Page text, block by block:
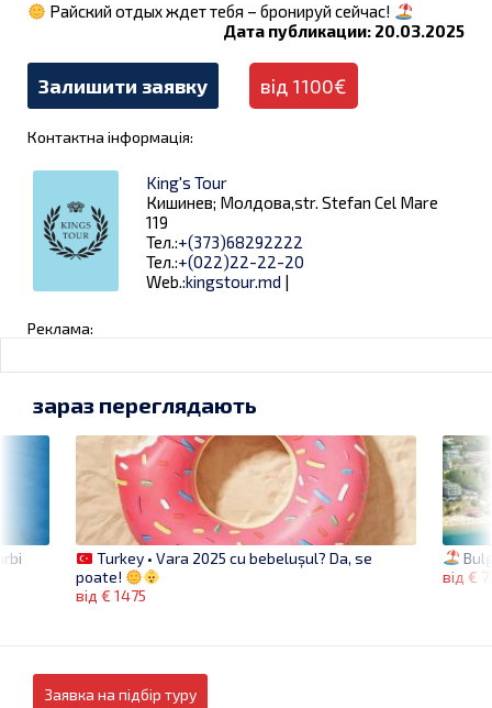
Райский отдых ждет тебя – бронируй сейчас!
Дата публикации: 20.03.2025
Залишити заявку від 1100€
Контактна інформація:
King's Tour
Кишинев; Молдова,str. Stefan Cel Mare
119
Тел.:+(373)68292222
Тел.:+(022)22-22-20
Web.:kingstour.md |
Реклама:
від €
зараз переглядають
Turkey • Vara 2025 cu bebelușul? Da, se
poate!
від € 1475
Заявка на підбір туру